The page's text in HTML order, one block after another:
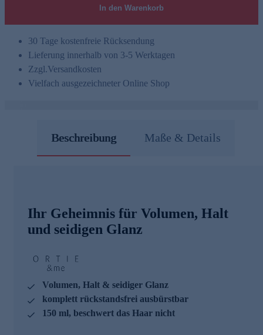
In den Warenkorb
30 Tage kostenfreie Rücksendung
Lieferung innerhalb von 3-5 Werktagen
Zzgl.Versandkosten
Vielfach ausgezeichneter Online Shop
Beschreibung Maße & Details
Ihr Geheimnis für Volumen, Halt
und seidigen Glanz
Volumen, Halt & seidiger Glanz
komplett rückstandsfrei ausbürstbar
150 ml, beschwert das Haar nicht